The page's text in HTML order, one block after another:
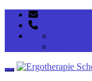
Toggle navigation